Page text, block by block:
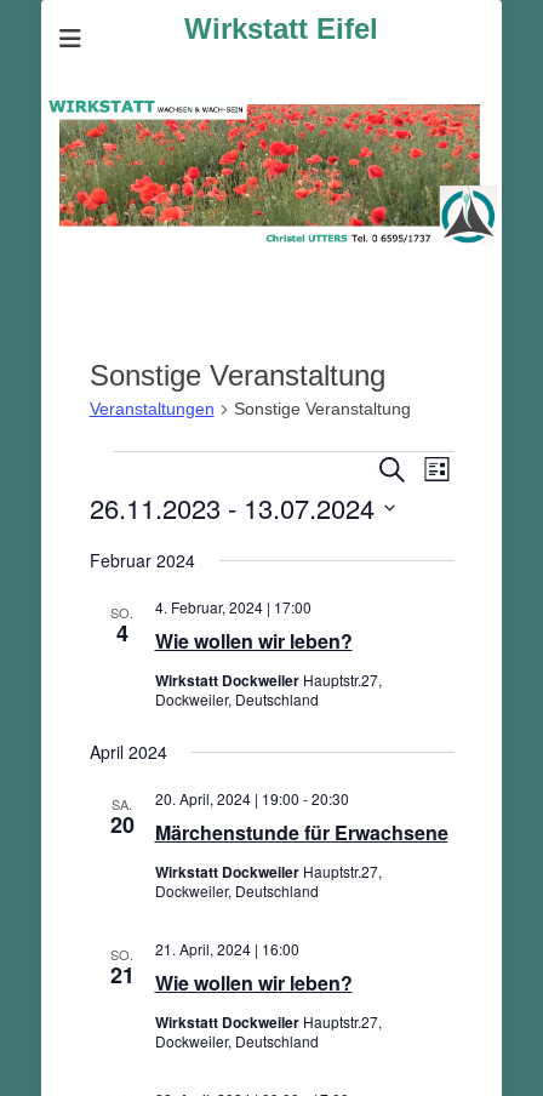
Wirkstatt Eifel
Sonstige Veranstaltung
Veranstaltungen Sonstige Veranstaltung
und
Suche
Ansichten-
Liste
26.11.2023 - 13.07.2024
wählen.
Februar 2024
SO.
4 Wie wollen wir leben?
4. Februar, 2024 | 17:00
Wirkstatt Dockweiler Hauptstr.27,
Dockweiler, Deutschland
April 2024
SA.
20 Märchenstunde für Erwachsene
20. April, 2024 | 19:00 -20:30
Wirkstatt Dockweiler Hauptstr.27,
Dockweiler, Deutschland
SO.
21 Wie wollen wir leben?
21. April, 2024 | 16:00
Wirkstatt Dockweiler Hauptstr.27,
Dockweiler, Deutschland